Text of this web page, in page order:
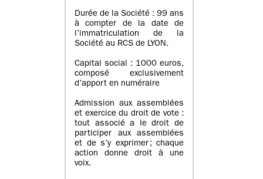
Durée de la Société : 99 ans
à compter de la date de
l’immatriculation de la
Société au RCS de LYON.
Capital social : 1000 euros,
composé exclusivement
d’apport en numéraire
Admission aux assemblées
et exercice du droit de vote :
tout associé a le droit de
participer aux assemblées
et de s’y exprimer ; chaque
action donne droit à une
voix.